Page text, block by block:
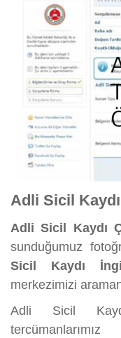
Adli Sicil
Adli Sicil Kaydı
sunduğumuz
Sicil Kaydı
merkezimizi
Adli Sicil